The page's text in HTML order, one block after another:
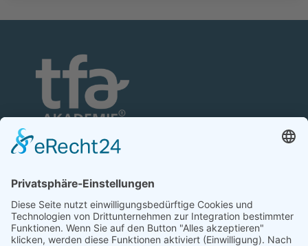
Nonnenhofer Straße 24/26
17033 Neubrandenburg
Telefon: 0395 35 88 100
Telefax: 0395 35 88 111